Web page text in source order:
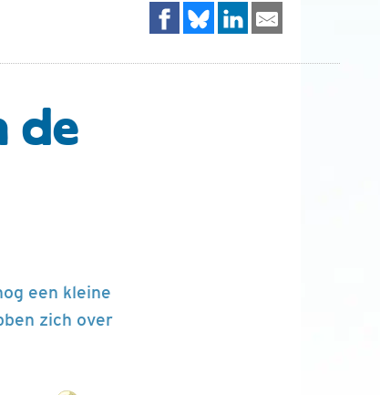
de
een kleine
zich over